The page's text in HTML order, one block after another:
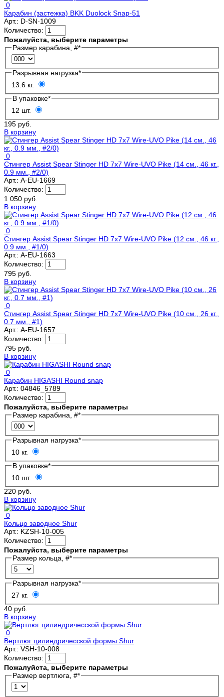
0
Карабин (застежка) BKK Duolock Snap-51
Арт.: D-SN-1009
Количество:
Пожалуйста, выберите параметры
Размер карабина, #*
Разрывная нагрузка*
13.6 кг.
В упаковке*
12 шт.
195 руб.
В корзину
0
Стингер Assist Spear Stinger HD 7x7 Wire-UVO Pike (14 см., 46 кг.,
0.9 мм., #2/0)
Арт.: A-EU-1669
Количество:
1 050 руб.
В корзину
0
Стингер Assist Spear Stinger HD 7x7 Wire-UVO Pike (12 см., 46 кг.,
0.9 мм., #1/0)
Арт.: A-EU-1663
Количество:
795 руб.
В корзину
0
Стингер Assist Spear Stinger HD 7x7 Wire-UVO Pike (10 см., 26 кг.,
0.7 мм., #1)
Арт.: A-EU-1657
Количество:
795 руб.
В корзину
0
Карабин HIGASHI Round snap
Арт.: 04846_5789
Количество:
Пожалуйста, выберите параметры
Размер карабина, #*
Разрывная нагрузка*
10 кг.
В упаковке*
10 шт.
220 руб.
В корзину
0
Кольцо заводное Shur
Арт.: KZSH-10-005
Количество:
Пожалуйста, выберите параметры
Размер кольца, #*
Разрывная нагрузка*
27 кг.
40 руб.
В корзину
0
Вертлюг цилиндричесской формы Shur
Арт.: VSH-10-008
Количество:
Пожалуйста, выберите параметры
Размер вертлюга, #*